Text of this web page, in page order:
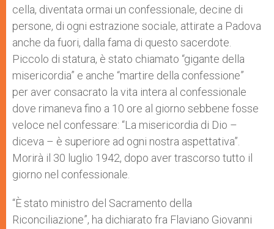
cella, diventata ormai un confessionale, decine di
persone, di ogni estrazione sociale, attirate a Padova
anche da fuori, dalla fama di questo sacerdote.
Piccolo di statura, è stato chiamato “gigante della
misericordia” e anche “martire della confessione”
per aver consacrato la vita intera al confessionale
dove rimaneva fino a 10 ore al giorno sebbene fosse
veloce nel confessare: “La misericordia di Dio –
diceva – è superiore ad ogni nostra aspettativa”.
Morirà il 30 luglio 1942, dopo aver trascorso tutto il
giorno nel confessionale.
“È stato ministro del Sacramento della
Riconciliazione”, ha dichiarato fra Flaviano Giovanni